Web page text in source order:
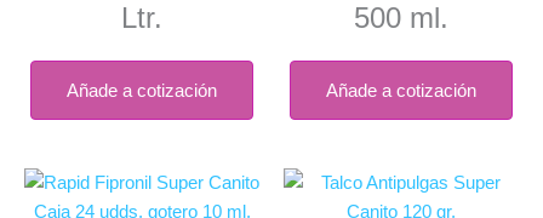
Ltr.
Añade a cotización
500 ml.
Añade a cotización